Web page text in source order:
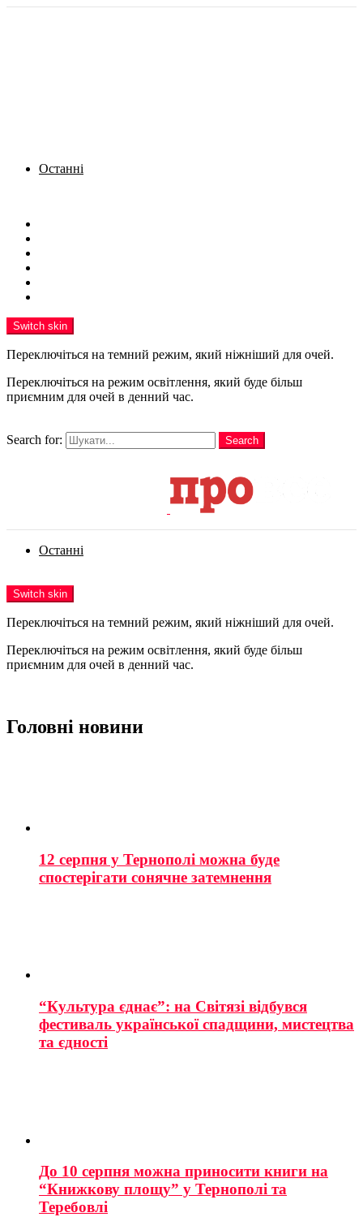
Останні
Switch skin
Переключіться на темний режим, який ніжніший для очей.
Переключіться на режим освітлення, який буде більш
приємним для очей в денний час.
Search for:
Search
Останні
Switch skin
Переключіться на темний режим, який ніжніший для очей.
Переключіться на режим освітлення, який буде більш
приємним для очей в денний час.
Головні новини
12 серпня у Тернополі можна буде
спостерігати сонячне затемнення
“Культура єднає”: на Світязі відбувся
фестиваль української спадщини, мистецтва
та єдності
До 10 серпня можна приносити книги на
“Книжкову площу” у Тернополі та
Теребовлі